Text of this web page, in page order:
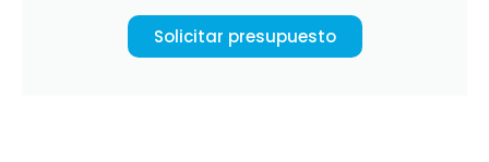
Solicitar presupuesto